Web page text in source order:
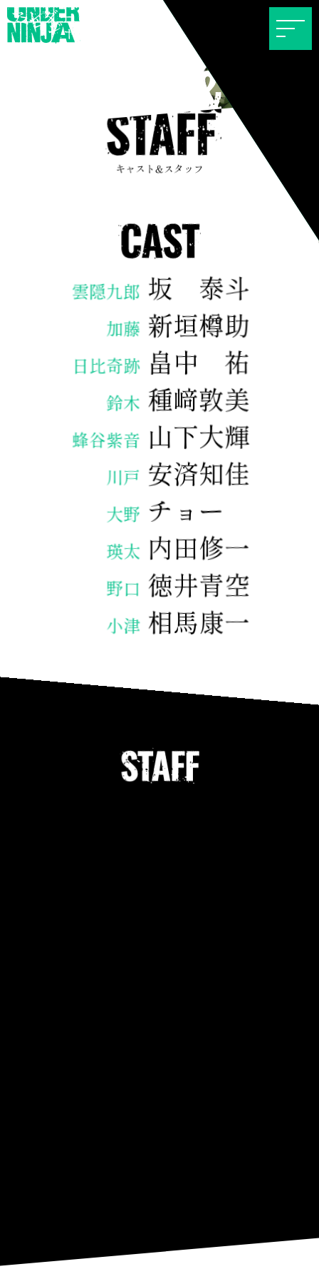
キャスト&スタッフ
キャスト&スタッフ
雲隠九郎 坂 泰斗
加藤 新垣樽助
日比奇跡 畠中 祐
鈴木 種﨑敦美
蜂谷紫音 山下大輝
川戸 安済知佳
大野 チョー
瑛太 内田修一
野口 徳井青空
小津 相馬康一